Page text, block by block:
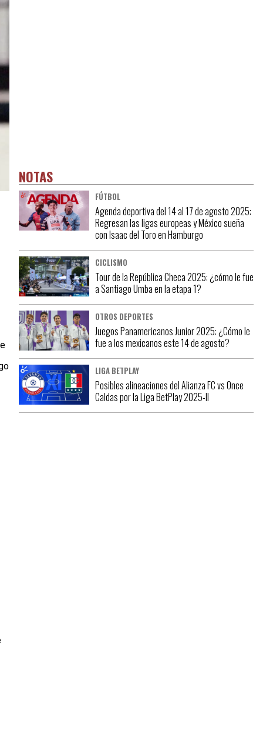
NOTAS
FÚTBOL
Agenda deportiva del 14 al 17 de agosto 2025:
Regresan las ligas europeas y México sueña
con Isaac del Toro en Hamburgo
CICLISMO
Tour de la República Checa 2025: ¿cómo le fue
a Santiago Umba en la etapa 1?
OTROS DEPORTES
Juegos Panamericanos Junior 2025: ¿Cómo le
fue a los mexicanos este 14 de agosto?
LIGA BETPLAY
Posibles alineaciones del Alianza FC vs Once
Caldas por la Liga BetPlay 2025-II